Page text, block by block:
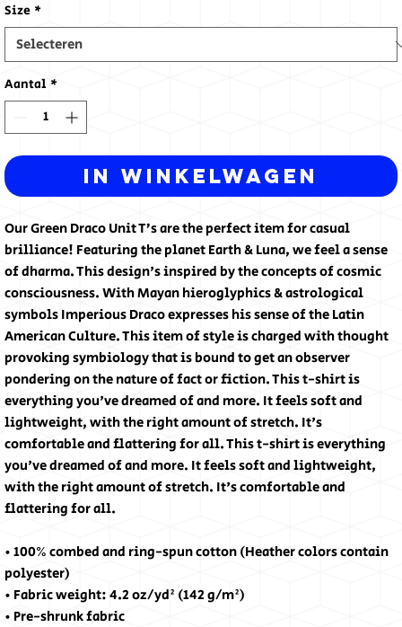
Size *
Aantal *
In winkelwagen
Our Green Draco Unit T’s are the perfect item for casual
brilliance! Featuring the planet Earth & Luna, we feel a sense
of dharma. This design's inspired by the concepts of cosmic
consciousness. With Mayan hieroglyphics & astrological
symbols Imperious Draco expresses his sense of the Latin
American Culture. This item of style is charged with thought
provoking symbiology that is bound to get an observer
pondering on the nature of fact or fiction. This t-shirt is
everything you've dreamed of and more. It feels soft and
lightweight, with the right amount of stretch. It's
comfortable and flattering for all. This t-shirt is everything
you've dreamed of and more. It feels soft and lightweight,
with the right amount of stretch. It's comfortable and
flattering for all.
• 100% combed and ring-spun cotton (Heather colors contain
polyester)
• Fabric weight: 4.2 oz/yd² (142 g/m²)
• Pre-shrunk fabric